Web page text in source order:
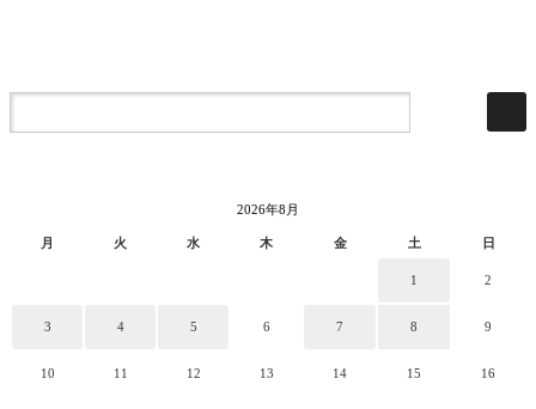
2026年8月
月 火 水 木 金 土 日
1 2
3 4 5 6 7 8 9
10 11 12 13 14 15 16